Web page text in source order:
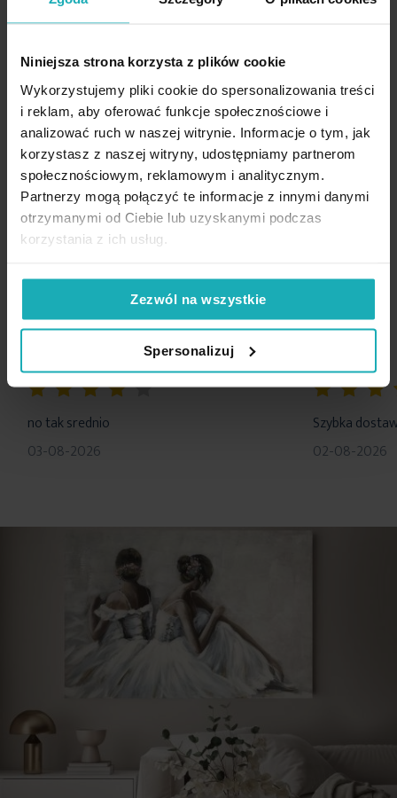
Niniejsza strona korzysta z plików cookie
Wykorzystujemy pliki cookie do spersonalizowania treści
i reklam, aby oferować funkcje społecznościowe i
analizować ruch w naszej witrynie. Informacje o tym, jak
korzystasz z naszej witryny, udostępniamy partnerom
społecznościowym, reklamowym i analitycznym.
Partnerzy mogą połączyć te informacje z innymi danymi
otrzymanymi od Ciebie lub uzyskanymi podczas
korzystania z ich usług.
Zezwól na wszystkie
Spersonalizuj
Skład materiałowy
100% poliester
Waga netto
755 g
Pobierz instrukcję użytkowania i bezpieczeństwa produktu
Subtelny, elegancki połysk
Łatwy w pielęgnacji, trwały materiał
Starannie wykończone brzegi
Dane techniczne:
szerokość: 140 cm
długość: 220 cm
gramatura: 185 g/m2
Opinie potwierdzone zakupem
5%
Na podstawie 1209 opinii. Zobacz niektóre opinie tutaj.
no tak srednio
03-08-2026
Szybka
02-08-2026